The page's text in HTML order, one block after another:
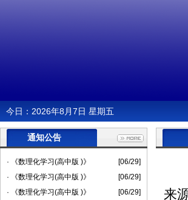
今日： 2026年8月7日 星期五
通知公告
· 《数理化学习(高中版 )》
[06/29]
· 《数理化学习(高中版 )》
[06/29]
· 《数理化学习(高中版 )》
[06/29]
来